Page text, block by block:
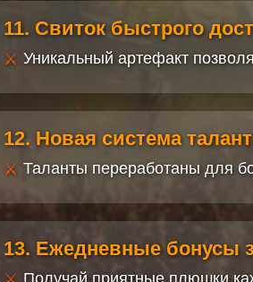
11. Свиток быстрого
Уникальный артефакт
12. Новая система
Таланты переработаны для
13. Ежедневные бонусы
Получай приятные плюшки